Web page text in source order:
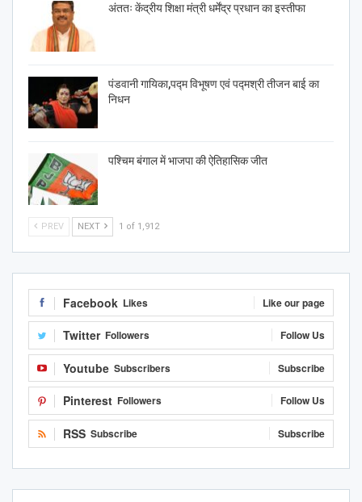
अंततः केंद्रीय शिक्षा मंत्री धर्मेंद्र प्रधान का इस्तीफा
पंडवानी गायिका,पद्म विभूषण एवं पद्मश्री तीजन बाई का
निधन
पश्चिम बंगाल में भाजपा की ऐतिहासिक जीत
PREV NEXT 1 of 1,912
Facebook Likes Like our page
Twitter Followers Follow Us
Youtube Subscribers Subscribe
Pinterest Followers Follow Us
RSS Subscribe Subscribe